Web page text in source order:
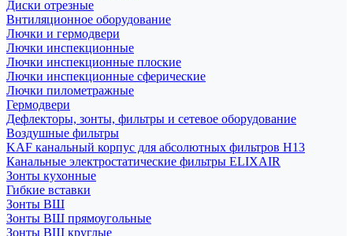
Диски отрезные
Внтиляционное оборудование
Лючки и гермодвери
Лючки инспекционные
Лючки инспекционные плоские
Лючки инспекционные сферические
Лючки пилометражные
Гермодвери
Дефлекторы, зонты, фильтры и сетевое оборудование
Воздушные фильтры
KAF канальный корпус для абсолютных фильтров H13
Канальные электростатические фильтры ELIXAIR
Зонты кухонные
Гибкие вставки
Зонты ВШ
Зонты ВШ прямоугольные
Зонты ВШ круглые